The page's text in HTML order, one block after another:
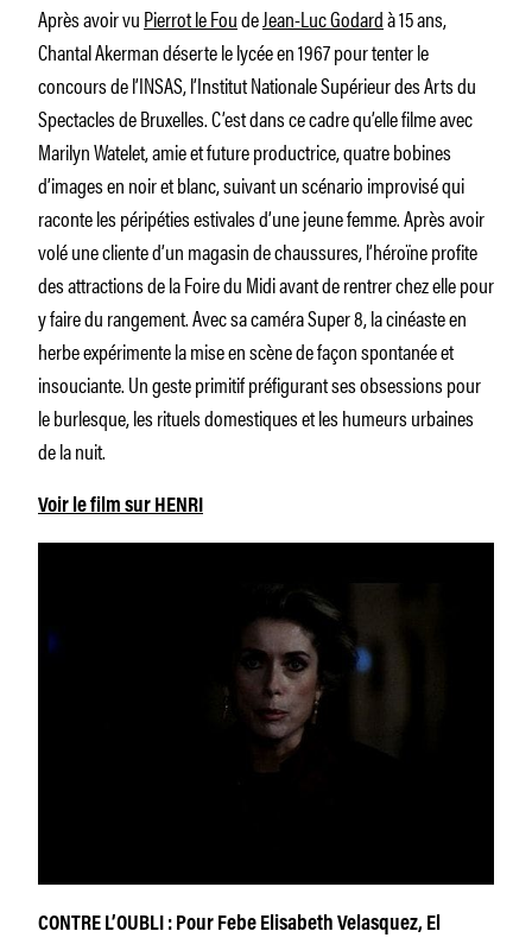
Après avoir vuPierrot le FoudeJean-Luc Godardà 15 ans,
Chantal Akerman déserte le lycée en 1967 pour tenter le
concours de l’INSAS, l’Institut Nationale Supérieur des Arts du
Spectacles de Bruxelles. C’est dans ce cadre qu’elle filme avec
Marilyn Watelet, amie et future productrice, quatre bobines
d’images en noir et blanc, suivant un scénario improvisé qui
raconte les péripéties estivales d’une jeune femme. Après avoir
volé une cliente d’un magasin de chaussures, l’héroïne profite
des attractions de la Foire du Midi avant de rentrer chez elle pour
y faire du rangement. Avec sa caméra Super 8, la cinéaste en
herbe expérimente la mise en scène de façon spontanée et
insouciante. Un geste primitif préfigurant ses obsessions pour
le burlesque, les rituels domestiques et les humeurs urbaines
de la nuit.
Voir le film sur HENRI
CONTRE L’OUBLI : Pour Febe Elisabeth Velasquez, El